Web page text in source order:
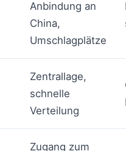
Anbindung an
China,
Umschlagplätze
Zentrallage,
schnelle
Verteilung
Zugang zum